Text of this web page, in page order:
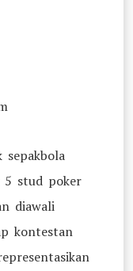
sepakbola
5 stud poker
diawali
kontestan